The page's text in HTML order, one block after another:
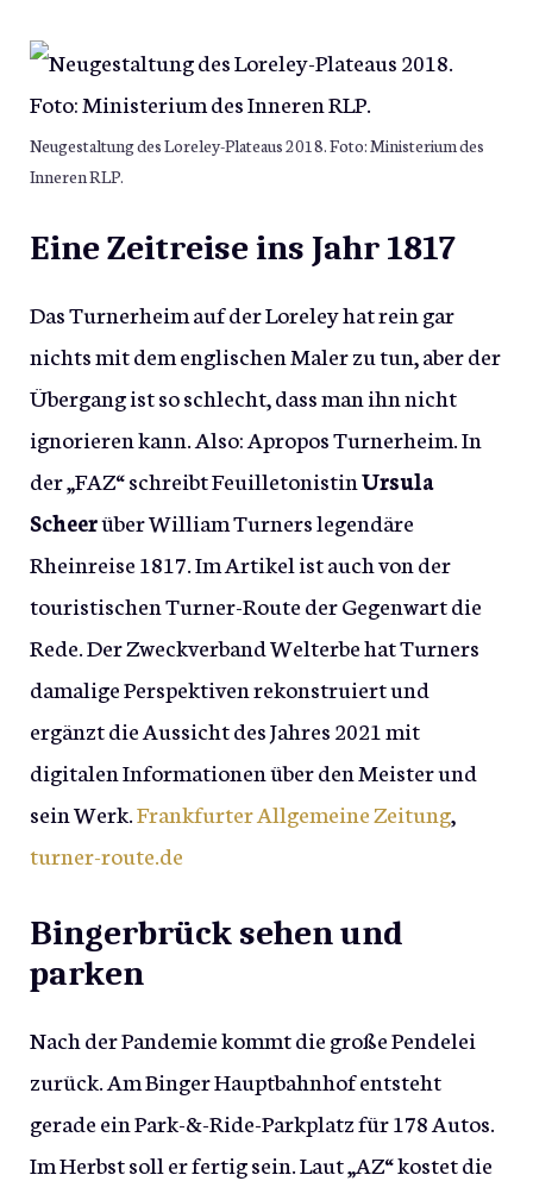
Neugestaltung des Loreley-Plateaus 2018. Foto: Ministerium des
Inneren RLP.
Eine Zeitreise ins Jahr 1817
Das Turnerheim auf der Loreley hat rein gar
nichts mit dem englischen Maler zu tun, aber der
Übergang ist so schlecht, dass man ihn nicht
ignorieren kann. Also: Apropos Turnerheim. In
der „FAZ“ schreibt FeuilletonistinUrsula
Scheerüber William Turners legendäre
Rheinreise 1817. Im Artikel ist auch von der
touristischen Turner-Route der Gegenwart die
Rede. Der Zweckverband Welterbe hat Turners
damalige Perspektiven rekonstruiert und
ergänzt die Aussicht des Jahres 2021 mit
digitalen Informationen über den Meister und
sein Werk.Frankfurter Allgemeine Zeitung,
turner-route.de
Bingerbrück sehen und
parken
Nach der Pandemie kommt die große Pendelei
zurück. Am Binger Hauptbahnhof entsteht
gerade ein Park-&-Ride-Parkplatz für 178 Autos.
Im Herbst soll er fertig sein. Laut „AZ“ kostet die